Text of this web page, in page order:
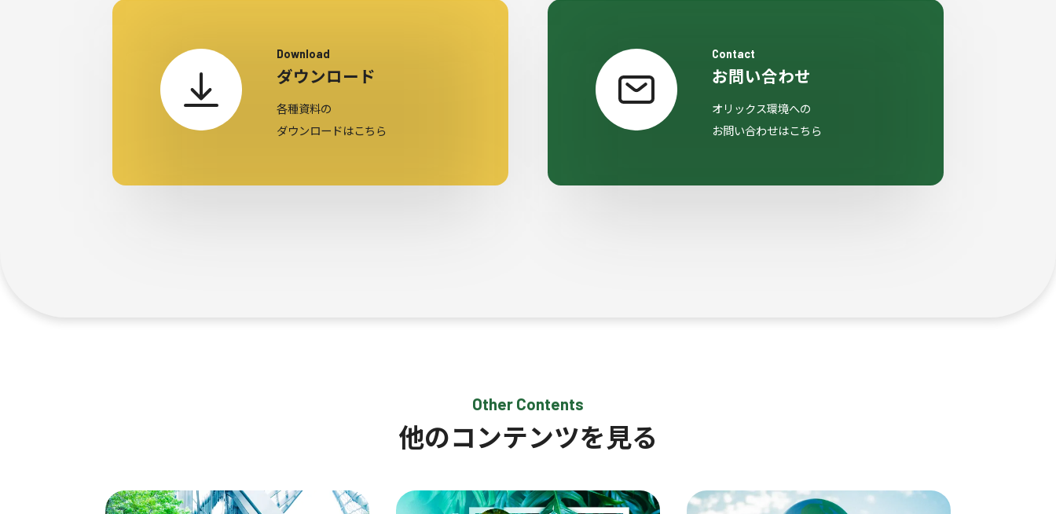
Download
ダウンロード
各種資料の
ダウンロードはこちら
Contact
お問い合わせ
オリックス環境への
お問い合わせはこちら
Other Contents
他のコンテンツを見る